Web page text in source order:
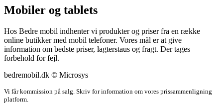
Mobiler og tablets
Hos Bedre mobil indhenter vi produkter og priser fra en række
online butikker med mobil telefoner. Vores mål er at give
information om bedste priser, lagterstaus og fragt. Der tages
forbehold for fejl.
bedremobil.dk © Microsys
Vi får kommission på salg. Skriv for information om vores prissammenligning
platform.